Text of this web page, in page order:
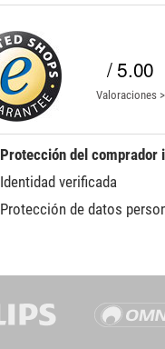
/ 5.00
Valoraciones >
Protección del comprador
Identidad verificada
Protección de datos